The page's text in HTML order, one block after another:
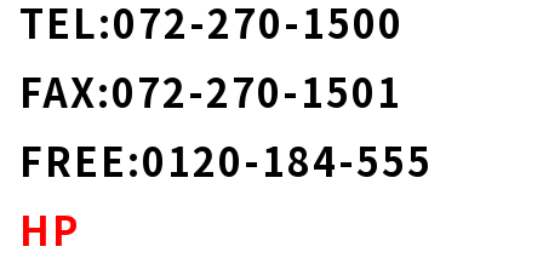
TEL:072-270-1500
FAX:072-270-1501
FREE:0120-184-555
HP